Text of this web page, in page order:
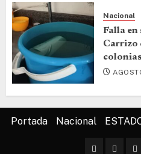
Nacional
Falla en
Carrizo
Portada Nacional